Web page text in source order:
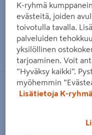
Zoomaa
DHR280ZWJ
MAKITA
K-ryhmä
evästeitä, joiden
toivotulla tavalla.
palveluiden
yksilöllinen
tarjoaminen. Voit
”Hyväksy kaikki”.
myöhemmin
Lisätietoja K-